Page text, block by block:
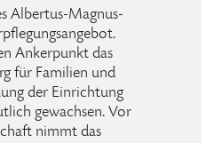
Albertus-Magnus-
Ankerpunkt das
für Familien und
der Einrichtung
gewachsen. Vor
nimmt das